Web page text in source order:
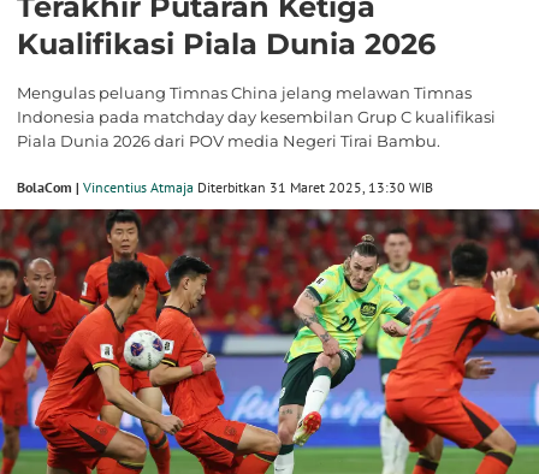
Terakhir Putaran Ketiga
Kualifikasi Piala Dunia 2026
Mengulas peluang Timnas China jelang melawan Timnas
Indonesia pada matchday day kesembilan Grup C kualifikasi
Piala Dunia 2026 dari POV media Negeri Tirai Bambu.
BolaCom | Vincentius Atmaja Diterbitkan 31 Maret 2025, 13:30 WIB